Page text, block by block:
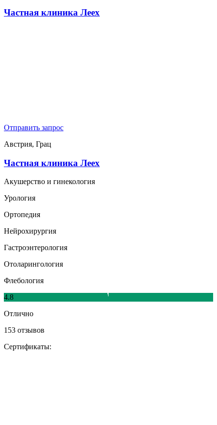
Частная клиника Леех
Отправить запрос
Австрия, Грац
Частная клиника Леех
Акушерство и гинекология
Урология
Ортопедия
Нейрохирургия
Гастроэнтерология
Отоларингология
Флебология
4.8
Отлично
153 отзывов
Сертификаты: